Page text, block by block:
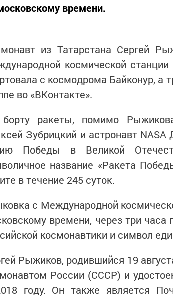
времени.
из Татарстана Сергей
космической
с космодрома Байконур, а
во «ВКонтакте».
ракеты, помимо
Зубрицкий и астронавт
Победы в Великой
название «Ракета
в течение 245 суток.
с Международной
времени, через три
космонавтики и символ
Рыжиков, родившийся 19
России (СССР) и
году. Он также является